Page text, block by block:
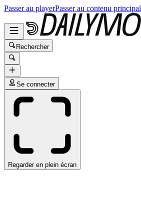
Passer au playerPasser au contenu principal
Rechercher
Se connecter
Regarder en plein écran